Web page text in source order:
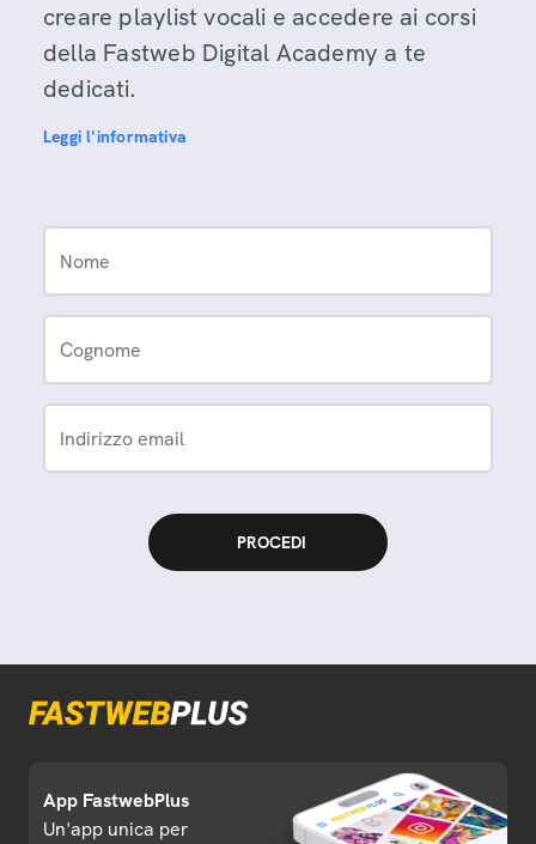
creare playlist vocali e accedere ai corsi
della Fastweb Digital Academy a te
dedicati.
Leggi l'informativa
Nome
Cognome
Indirizzo email
App FastwebPlus
Un'app unica per